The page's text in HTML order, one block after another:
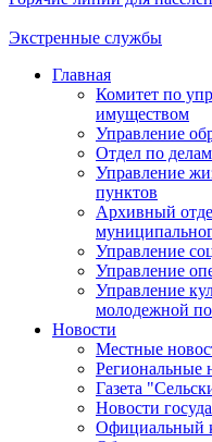
Экстренные службы
Главная
Комитет по
имуществом
Управление
Отдел по
Управление
пунктов
Архивный
Управление
Управление
Управление
молодежной
Новости
Местные
Региональные
Газета
Новости
Официальный